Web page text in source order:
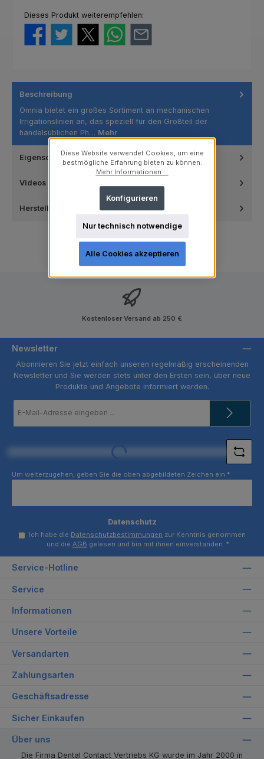
Dieses Produkt weiterempfehlen:
Beschreibung
Omnia bietet ein großes Sortiment an mechanischen
Irrigationslinien an, das speziell für den Großteil der
handelsüblichen Ph… Mehr
Eigenschaften
Videos
Hersteller
Kostenloser Versand ab 250 €
Newsletter
Abonnieren Sie jetzt einfach unseren regelmäßig erscheinenden
Newsletter und Sie werden stets unter den Ersten sein, über neue
Produkte und Angebote informiert werden.
Mail-
Loading...
Um weiterzugehen, geben Sie die oben abgebildeten Zeichen ein *
Datenschutz
Ich habe die Datenschutzbestimmungen zur Kenntnis genommen
und die AGB gelesen und bin mit ihnen einverstanden. *
Service-Hotline
Service
Informationen
Unsere Vorteile
Versandarten
Zahlungsarten
Geschäftsadresse
Sicher Einkaufen
Über uns
Die Firma Dental Contact Vertriebs KG wurde im Jahr 2000 in
Diese Website verwendet Cookies, um eine
bestmögliche Erfahrung bieten zu können.
Mehr Informationen ...
Nur technisch notwendige
Konfigurieren
Alle Cookies akzeptieren